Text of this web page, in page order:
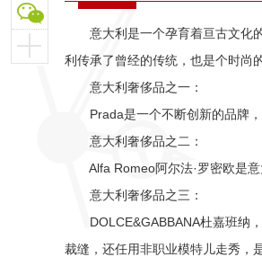
意大利是一个孕育着亘古文化的
利传承了曾经的传统，也是个时尚
意大利奢侈品之一：
Prada是一个不断创新的品牌，
意大利奢侈品之二：
Alfa Romeo阿尔法·罗密欧是意
意大利奢侈品之三：
DOLCE&GABBANA杜嘉班纳，
裁缝，还任用非职业模特儿走秀，